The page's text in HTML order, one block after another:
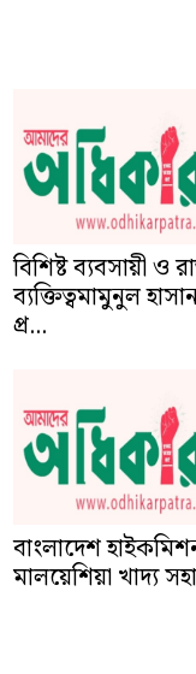
বিশিষ্ট ব্যবসায়ী ও
ব্যক্তিত্বমামুনুল
প্র...
বাংলাদেশ
মালয়েশিয়া খাদ্য